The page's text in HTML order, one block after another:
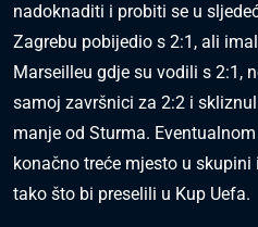
nadoknaditi i probiti se u
Zagrebu pobijedio s 2:1, ali
Marseilleu gdje su vodili s 2:1,
samoj završnici za 2:2 i
manje od Sturma.
konačno treće mjesto u
tako što bi preselili u Kup Uefa.